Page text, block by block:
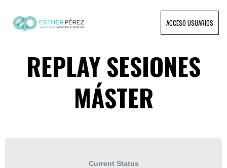
ACCESO USUARIOS
REPLAY SESIONES
MÁSTER
Current Status